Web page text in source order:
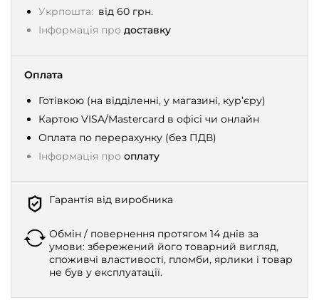
Укрпошта: від 60 грн.
Інформація про доставку
Оплата
Готівкою (на відділенні, у магазині, кур’єру)
Картою VISA/Mastercard в офісі чи онлайн
Оплата по перерахунку (без ПДВ)
Інформація про оплату
Гарантія від виробника
Обмін / повернення протягом 14 днів за
умови: збережений його товарний вигляд,
споживчі властивості, пломби, ярлики і товар
не був у експлуатації.